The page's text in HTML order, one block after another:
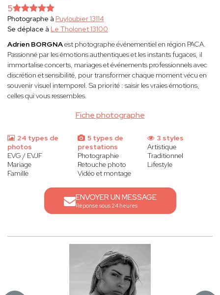
Fiche photographe
5
Photographe à Puyloubier 13114
Se déplace à Le Tholonet 13100
Adrien BORGNAest photographe événementiel en région PACA.
Passionné par les émotions authentiques et les instants fugaces, il
immortalise concerts, mariages et événements professionnels avec
discrétion et sensibilité, pour transformer chaque moment vécu en
souvenir visuel intemporel. Sa priorité : saisir les vraies émotions,
celles qui vous ressembles.
24 types de
photos
EVG / EVJF
Mariage
Famille
5 types de
prestations
Photographie
Retouche photo
Vidéo et montage
3 styles
Artistique
Traditionnel
Lifestyle
ENVOYER UN MESSAGE
Réponse sous 24 heures